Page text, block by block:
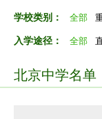
学校类别： 全部
入学途径： 全部
北京中学名单